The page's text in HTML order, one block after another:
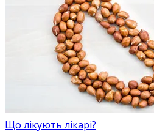
Що лікують лікарі?